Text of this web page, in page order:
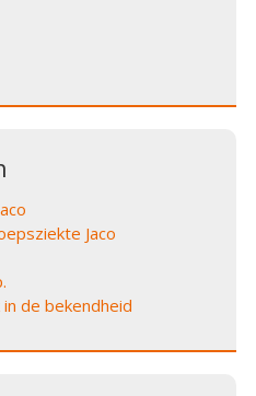
Jaco
de bekendheid